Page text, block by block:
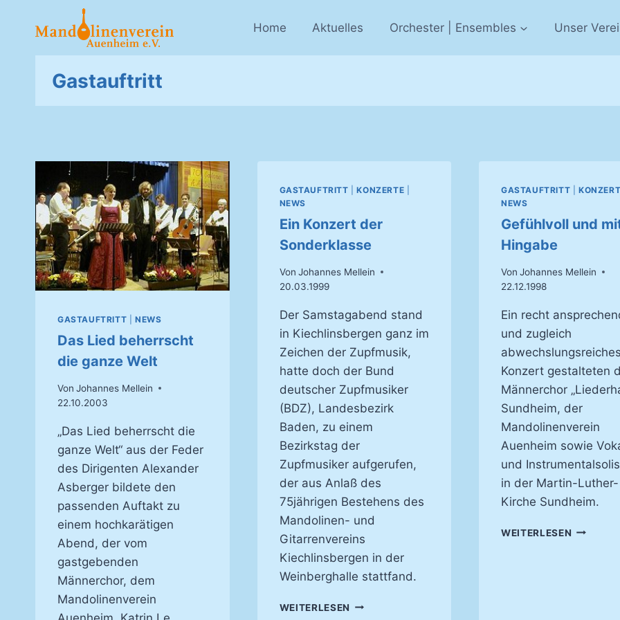
Home Aktuelles Orchester | Ensembles Unser
Gastauftritt
GASTAUFTRITT NEWS
Das Lied beherrscht
die ganze Welt
Von Johannes Mellein
22.10.2003
„Das Lied beherrscht die
ganze Welt“ aus der Feder
des Dirigenten Alexander
Asberger bildete den
passenden Auftakt zu
einem hochkarätigen
Abend, der vom
gastgebenden
Männerchor, dem
Mandolinenverein
GASTAUFTRITT |KONZERTE
NEWS
Ein Konzert der
Sonderklasse
Von Johannes Mellein
20.03.1999
Der Samstagabend stand
in Kiechlinsbergen ganz im
Zeichen der Zupfmusik,
hatte doch der Bund
deutscher Zupfmusiker
(BDZ), Landesbezirk
Baden, zu einem
Bezirkstag der
Zupfmusiker aufgerufen,
der aus Anlaß des
75jährigen Bestehens des
Mandolinen- und
Gitarrenvereins
Kiechlinsbergen in der
Weinberghalle stattfand.
WEITERLESEN EIN
GASTAUFTRITT
NEWS
Gefühlvoll und
Hingabe
Von Johannes Mellein
22.12.1998
Ein recht
und zugleich
abwechslungsreiches
Konzert gestalteten
Männerchor
Sundheim, der
Mandolinenverein
Auenheim sowie
und
in der Martin-Luther-
Kirche Sundheim.
WEITERLESEN